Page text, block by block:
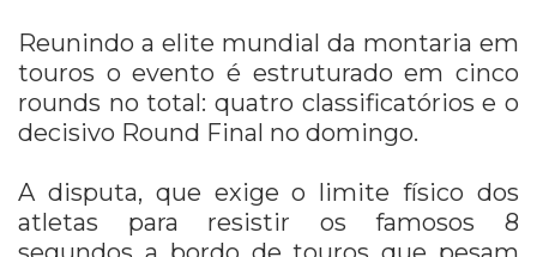
Reunindo a elite mundial da montaria em
touros o evento é estruturado em cinco
rounds no total: quatro classificatórios e o
decisivo Round Final no domingo.
A disputa, que exige o limite físico dos
atletas para resistir os famosos 8